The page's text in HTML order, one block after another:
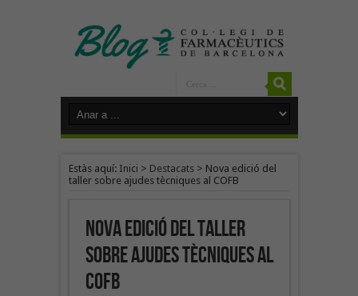
Estàs aquí: Inici > Destacats> Nova edició del
taller sobre ajudes tècniques al COFB
Nova edició del taller
sobre ajudes tècniques al
COFB